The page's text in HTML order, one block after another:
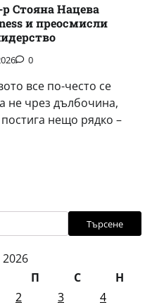
Стояна Нацева
и преосмисли
0
все по-често се
не чрез дълбочина,
нещо рядко –
Търсене
П С
Н
2 3 4